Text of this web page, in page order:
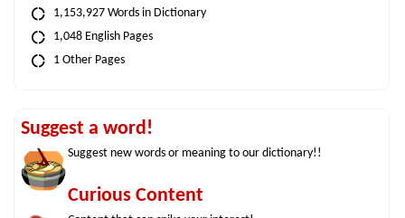
1,153,927 Words in Dictionary
1,048 English Pages
1 Other Pages
Suggest a word!
Suggest new words or meaning to our dictionary!!
Curious Content